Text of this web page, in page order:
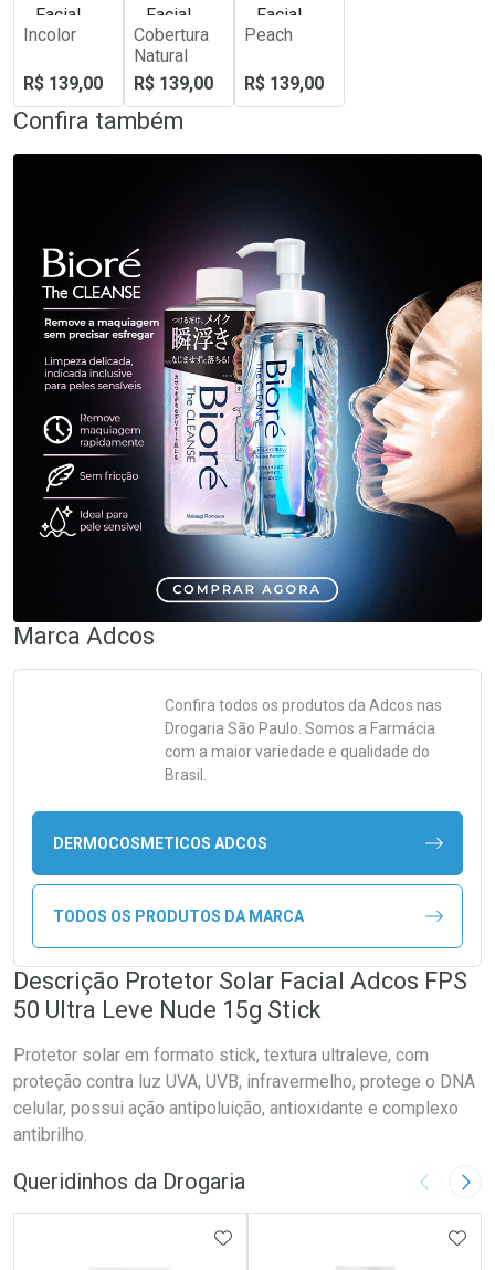
Incolor
R$ 139,00
Cobertura
Natural
R$ 139,00
Peach
R$ 139,00
Confira também
Marca Adcos
Confira todos os produtos da Adcos nas
Drogaria São Paulo. Somos a Farmácia
com a maior variedade e qualidade do
Brasil.
DERMOCOSMETICOS ADCOS
TODOS OS PRODUTOS DA MARCA
Descrição Protetor Solar Facial Adcos FPS
50 Ultra Leve Nude 15g Stick
Protetor solar em formato stick, textura ultraleve, com
proteção contra luz UVA, UVB, infravermelho, protege o DNA
celular, possui ação antipoluição, antioxidante e complexo
antibrilho.
Queridinhos da Drogaria Imagem
ADICIONAR AOS FAVORITOS